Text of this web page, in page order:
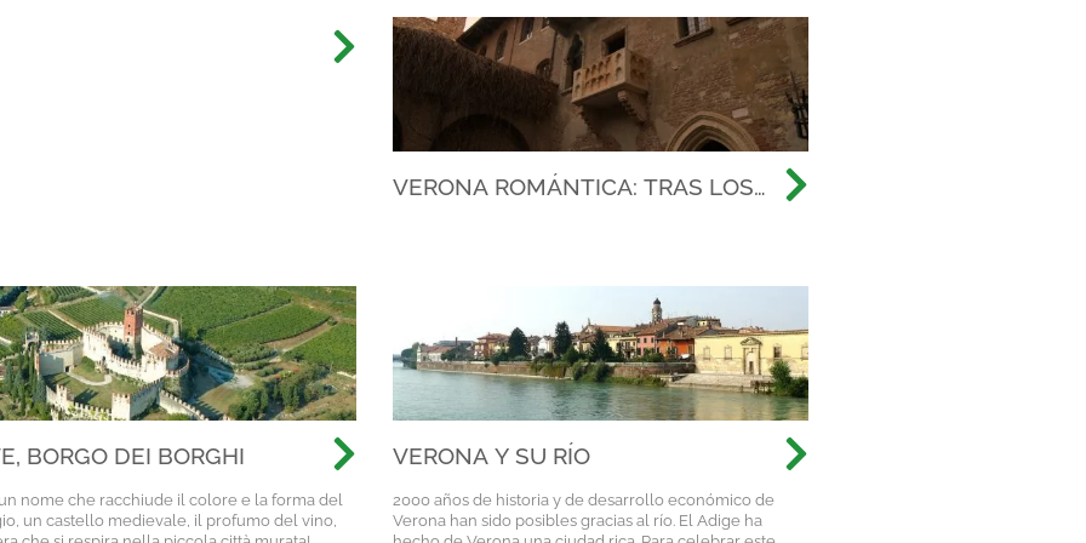
VERONA ROMÁNTICA: TRAS LOS
BORGO DEI BORGHI
un nome che racchiude il colore e la forma del
un castello medievale, il profumo del vino,
VERONA Y SU RÍO
2000 años de historia y de desarrollo económico de
Verona han sido posibles gracias al río. El Adige ha